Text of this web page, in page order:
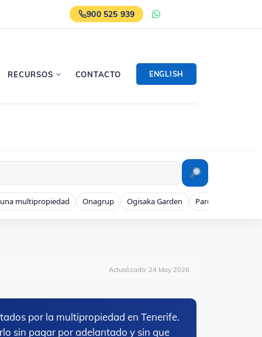
900 525 939
RECURSOS CONTACTO ENGLISH
multipropiedad Onagrup Ogisaka Garden Parque Denia
Actualizado: 24 May 2026
por la multipropiedad en Tenerife.
sin pagar por adelantado y sin que